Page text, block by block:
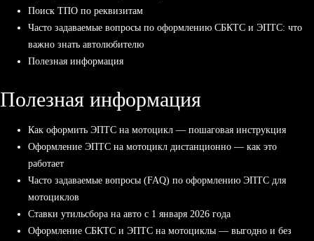
Поиск ТПО по реквизитам
Часто задаваемые вопросы по оформлению СБКТС и ЭПТС: что
важно знать автолюбителю
Полезная информация
Полезная информация
Как оформить ЭПТС на мотоцикл — пошаговая инструкция
Оформление ЭПТС на мотоцикл дистанционно — как это
работает
Часто задаваемые вопросы (FAQ) по оформлению ЭПТС для
мотоциклов
Ставки утильсбора на авто с 1 января 2026 года
Оформление СБКТС и ЭПТС на мотоциклы — выгодно и без